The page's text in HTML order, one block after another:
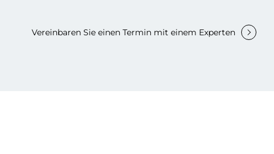
Vereinbaren Sie einen Termin mit einem Experten